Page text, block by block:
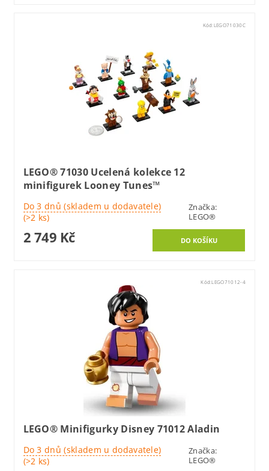
Kód: LEGO71030C
LEGO® 71030 Ucelená kolekce 12
minifigurek Looney Tunes™
Do 3 dnů (skladem u dodavatele)
(>2 ks)
Značka:
LEGO®
2 749 Kč
Kód:LEGO71012-4
LEGO® Minifigurky Disney 71012 Aladin
Do 3 dnů (skladem u dodavatele)
(>2 ks)
Značka:
LEGO®